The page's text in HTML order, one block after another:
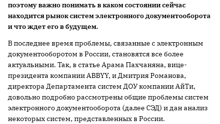
поэтому важно понимать в каком состоянии сейчас
находится рынок систем электронного документооборота
и что ждет его в будущем.
В последнее время проблемы, связанные с электронным
документооборотом в России, становятся все более
актуальными. Так, в статье Арама Пахчаняна, вице-
президента компании ABBYY, и Дмитрия Романова,
директора Департамента систем ДОУ компании АйТи,
довольно подробно рассмотрены общие проблемы систем
электронного документооборота (далее СЭД) и дан анализ
некоторых систем, представленных в России.